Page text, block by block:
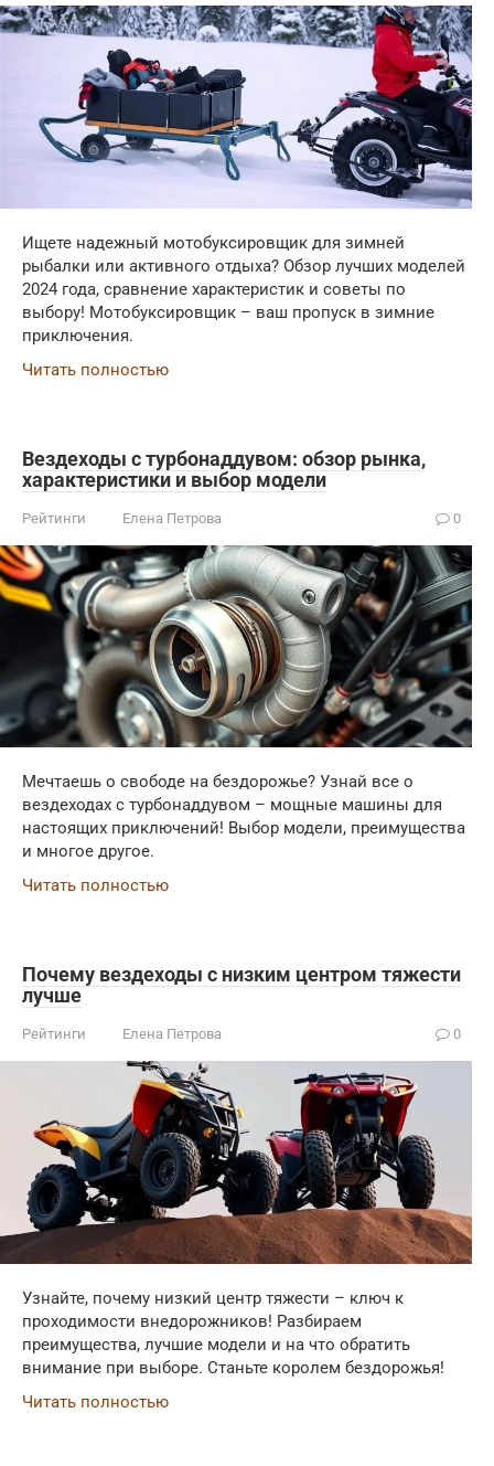
Ищете надежный мотобуксировщик для зимней
рыбалки или активного отдыха? Обзор лучших моделей
2024 года, сравнение характеристик и советы по
выбору! Мотобуксировщик – ваш пропуск в зимние
приключения.
Читать полностью
Вездеходы с турбонаддувом: обзор рынка,
характеристики и выбор модели
Рейтинги Елена Петрова 0
Мечтаешь о свободе на бездорожье? Узнай все о
вездеходах с турбонаддувом – мощные машины для
настоящих приключений! Выбор модели, преимущества
и многое другое.
Читать полностью
Почему вездеходы с низким центром тяжести
лучше
Рейтинги Елена Петрова 0
Узнайте, почему низкий центр тяжести – ключ к
проходимости внедорожников! Разбираем
преимущества, лучшие модели и на что обратить
внимание при выборе. Станьте королем бездорожья!
Читать полностью